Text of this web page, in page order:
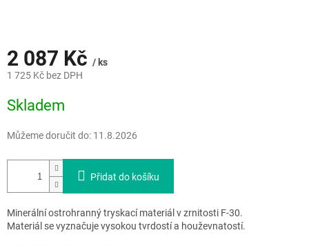
2 087 Kč / ks
1 725 Kč bez DPH
cena:
Skladem
Můžeme doručit do: 11.8.2026
Přidat do košíku
Minerální ostrohranný tryskací materiál v zrnitosti F-30.
Materiál se vyznačuje vysokou tvrdostí a houževnatostí.